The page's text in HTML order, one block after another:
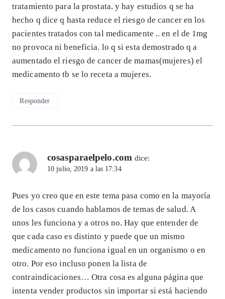
tratamiento para la prostata. y hay estudios q se ha
hecho q dice q hasta reduce el riesgo de cancer en los
pacientes tratados con tal medicamente .. en el de 1mg
no provoca ni beneficia. lo q si esta demostrado q a
aumentado el riesgo de cancer de mamas(mujeres) el
medicamento tb se lo receta a mujeres.
Responder
cosasparaelpelo.com dice:
10 julio, 2019 a las 17:34
Pues yo creo que en este tema pasa como en la mayoría
de los casos cuando hablamos de temas de salud. A
unos les funciona y a otros no. Hay que entender de
que cada caso es distinto y puede que un mismo
medicamento no funciona igual en un organismo o en
otro. Por eso incluso ponen la lista de
contraindicaciones… Otra cosa es alguna página que
intenta vender productos sin importar si está haciendo